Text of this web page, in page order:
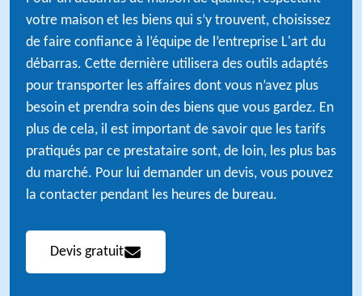
votre maison et les biens qui s’y trouvent, choisissez
de faire confiance à l’équipe de l’entreprise L'art du
débarras. Cette dernière utilisera des outils adaptés
pour transporter les affaires dont vous n’avez plus
besoin et prendra soin des biens que vous gardez. En
plus de cela, il est important de savoir que les tarifs
pratiqués par ce prestataire sont, de loin, les plus bas
du marché. Pour lui demander un devis, vous pouvez
la contacter pendant les heures de bureau.
Devis gratuit